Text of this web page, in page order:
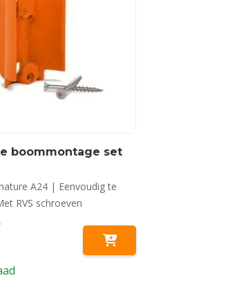
boommontage set
A24 | Eenvoudig te
RVS schroeven